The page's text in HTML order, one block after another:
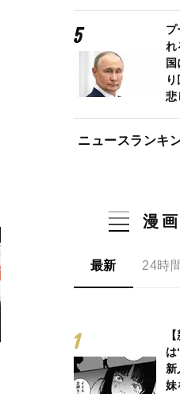
プ
れ
国
悲
ニュースランキ
漫
最新 24時
新
妹